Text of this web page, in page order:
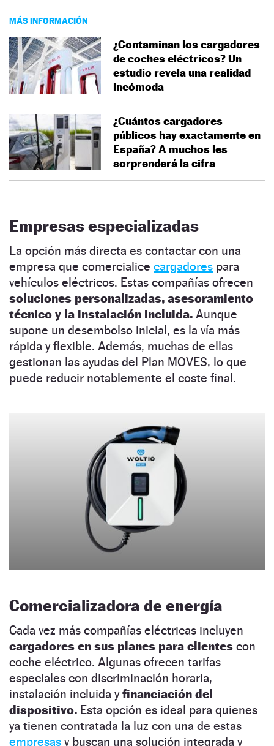
MÁS INFORMACIÓN
¿Contaminan los cargadores
de coches eléctricos? Un
estudio revela una realidad
incómoda
¿Cuántos cargadores
públicos hay exactamente en
España? A muchos les
sorprenderá la cifra
Empresas especializadas
La opción más directa es contactar con una
empresa que comercialice cargadores para
vehículos eléctricos. Estas compañías ofrecen
soluciones personalizadas, asesoramiento
técnico y la instalación incluida. Aunque
supone un desembolso inicial, es la vía más
rápida y flexible. Además, muchas de ellas
gestionan las ayudas del Plan MOVES, lo que
puede reducir notablemente el coste final.
Comercializadora de energía
Cada vez más compañías eléctricas incluyen
cargadores en sus planes para clientes con
coche eléctrico. Algunas ofrecen tarifas
especiales con discriminación horaria,
instalación incluida yfinanciación del
dispositivo. Esta opción es ideal para quienes
ya tienen contratada la luz con una de estas
empresas y buscan una solución integrada y